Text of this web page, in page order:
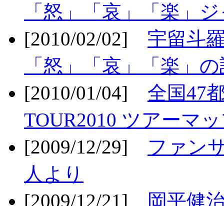
「怒」「哀」「楽」
[2010/02/02] 宇留斗
「怒」「哀」「楽」
[2010/01/04] 全国47
TOUR2010 ツアーマ
[2009/12/29] ファン
人より
[2009/12/21]
岡平健